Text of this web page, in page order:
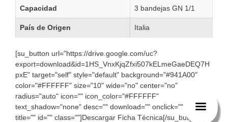
Capacidad 3 bandejas GN 1/1
País de Origen Italia
[su_button url="https://drive.google.com/uc?
export=download&id=1HS_VnxKjqZfxi507kELmeGaeDEQ7H
pxE" target="self" style="default" background="#941A00"
color="#FFFFFF" size="10" wide="no" center="no"
radius="auto" icon="" icon_color="#FFFFFF"
text_shadow="none" desc="" download="" onclick="" rel=""
title="" id="" class=""]Descargar Ficha Técnica[/su_button]